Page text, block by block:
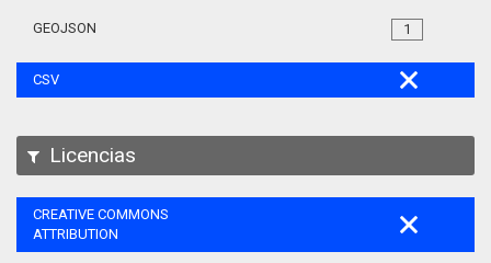
1
GEOJSON
CSV
Licencias
CREATIVE COMMONS
ATTRIBUTION